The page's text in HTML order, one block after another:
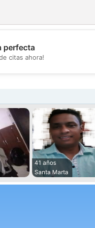
perfecta
citas ahora!
41 años
Santa Marta